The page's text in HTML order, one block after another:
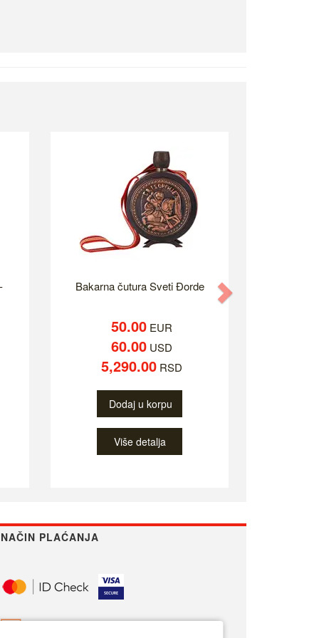
Bakarna čutura Sveti Đorde
50.00EUR
60.00USD
5,290.00RSD
Dodaj u korpu
Više detalja
NAČIN PLAĆANJA